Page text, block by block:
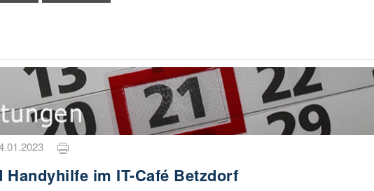
Handyhilfe im IT-Café Betzdorf